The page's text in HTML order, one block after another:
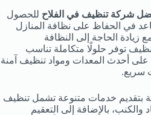
شركة تنظيف في الفلاح للحصول
في الحفاظ على نظافة المنازل
زيادة الحاجة إلى النظافة
توفر حلولًا متكاملة تناسب
على أحدث المعدات ومواد تنظيف آمنة
سريع.
بتقديم خدمات متنوعة تشمل تنظيف
والكنب، بالإضافة إلى التعقيم